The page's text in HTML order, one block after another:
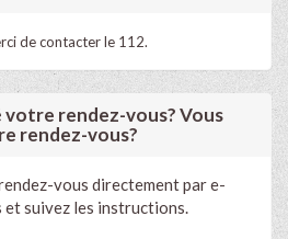
de contacter le 112.
votre rendez-vous? Vous
rendez-vous?
vous directement par e-
suivez les instructions.